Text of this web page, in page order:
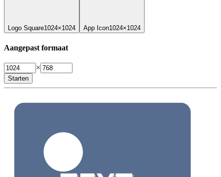
Logo Square1024×1024 App Icon1024×1024
Aangepast formaat
×
Starten